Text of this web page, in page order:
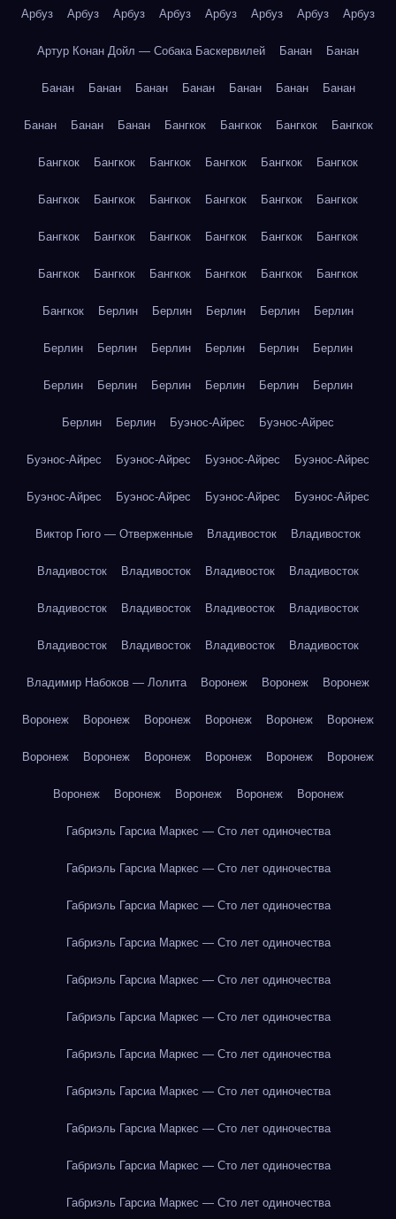
Арбуз Арбуз Арбуз Арбуз Арбуз Арбуз Арбуз Арбуз
Артур Конан Дойл — Собака Баскервилей Банан Банан
Банан Банан Банан Банан Банан Банан Банан
Банан Банан Банан Бангкок Бангкок Бангкок Бангкок
Бангкок Бангкок Бангкок Бангкок Бангкок Бангкок
Бангкок Бангкок Бангкок Бангкок Бангкок Бангкок
Бангкок Бангкок Бангкок Бангкок Бангкок Бангкок
Бангкок Бангкок Бангкок Бангкок Бангкок Бангкок
Бангкок Берлин Берлин Берлин Берлин Берлин
Берлин Берлин Берлин Берлин Берлин Берлин
Берлин Берлин Берлин Берлин Берлин Берлин
Берлин Берлин Буэнос-Айрес Буэнос-Айрес
Буэнос-Айрес Буэнос-Айрес Буэнос-Айрес Буэнос-Айрес
Буэнос-Айрес Буэнос-Айрес Буэнос-Айрес Буэнос-Айрес
Виктор Гюго — Отверженные Владивосток Владивосток
Владивосток Владивосток Владивосток Владивосток
Владивосток Владивосток Владивосток Владивосток
Владивосток Владивосток Владивосток Владивосток
Владимир Набоков — Лолита Воронеж Воронеж Воронеж
Воронеж Воронеж Воронеж Воронеж Воронеж Воронеж
Воронеж Воронеж Воронеж Воронеж Воронеж Воронеж
Воронеж Воронеж Воронеж Воронеж Воронеж
Габриэль Гарсиа Маркес — Сто лет одиночества
Габриэль Гарсиа Маркес — Сто лет одиночества
Габриэль Гарсиа Маркес — Сто лет одиночества
Габриэль Гарсиа Маркес — Сто лет одиночества
Габриэль Гарсиа Маркес — Сто лет одиночества
Габриэль Гарсиа Маркес — Сто лет одиночества
Габриэль Гарсиа Маркес — Сто лет одиночества
Габриэль Гарсиа Маркес — Сто лет одиночества
Габриэль Гарсиа Маркес — Сто лет одиночества
Габриэль Гарсиа Маркес — Сто лет одиночества
Габриэль Гарсиа Маркес — Сто лет одиночества